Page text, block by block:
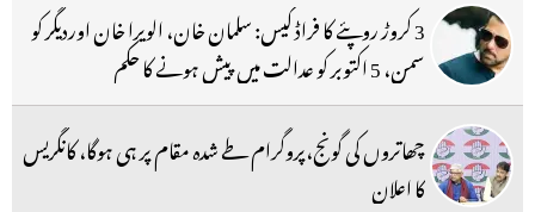
3 کروڑ روپئے کا فراڈ کیس: سلمان خان، الویرا خان اوردیگر کو
سمن، 5 اکتوبر کو عدالت میں پیش ہونے کا حکم
چھاتروں کی گونج،پروگرام طے شدہ مقام پر ہی ہوگا، کانگریس
کا اعلان